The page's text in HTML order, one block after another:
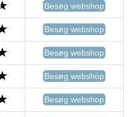
Besøg webshop
Besøg webshop
Besøg webshop
Besøg webshop
Besøg webshop